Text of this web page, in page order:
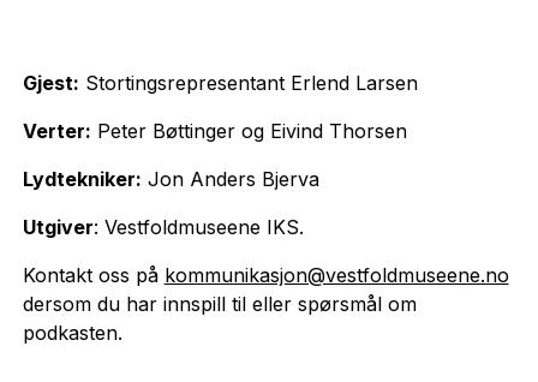
Gjest: Stortingsrepresentant Erlend Larsen
Verter: Peter Bøttinger og Eivind Thorsen
Lydtekniker: Jon Anders Bjerva
Utgiver: Vestfoldmuseene IKS.
Kontakt oss på kommunikasjon@vestfoldmuseene.no
dersom du har innspill til eller spørsmål om
podkasten.